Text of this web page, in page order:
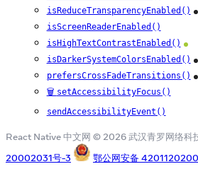
isReduceTransparencyEnabled()
isScreenReaderEnabled()
isHighTextContrastEnabled()
isDarkerSystemColorsEnabled()
prefersCrossFadeTransitions()
🗑️ setAccessibilityFocus()
sendAccessibilityEvent()
React Native 中文网 © 2026 武汉青罗网络科
20002031号-3
鄂公网安备